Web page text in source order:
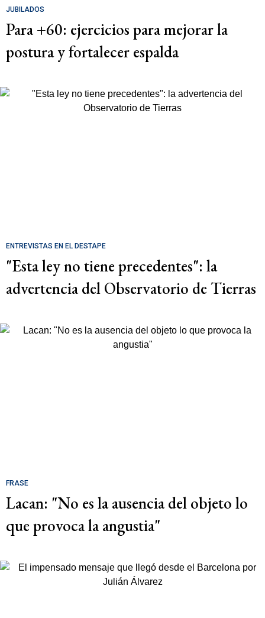
JUBILADOS
Para +60: ejercicios para mejorar la
postura y fortalecer espalda
ENTREVISTAS EN EL DESTAPE
"Esta ley no tiene precedentes": la
advertencia del Observatorio de Tierras
FRASE
Lacan: "No es la ausencia del objeto lo
que provoca la angustia"